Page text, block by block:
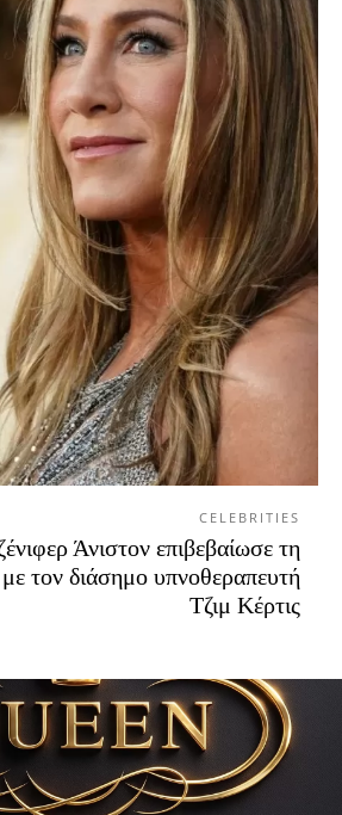
CELEBRITIES
Άνιστον επιβεβαίωσε τη
τον διάσημο υπνοθεραπευτή
Τζιμ Κέρτις